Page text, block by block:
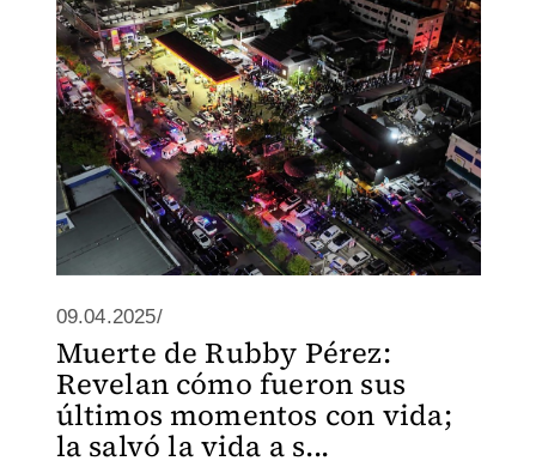
09.04.2025/
Muerte de Rubby Pérez:
Revelan cómo fueron sus
últimos momentos con vida;
la salvó la vida a s...